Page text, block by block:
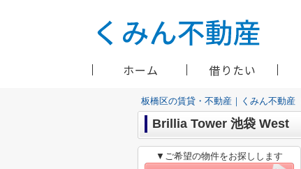
ホーム 借りたい
板橋区の賃貸・不動産｜くみん不動産
Brillia Tower 池袋 West
▼ご希望の物件をお探しします